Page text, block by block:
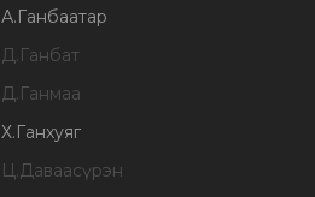
А.Ганбаатар
Д.Ганбат
Д.Ганмаа
Х.Ганхуяг
Ц.Даваасүрэн